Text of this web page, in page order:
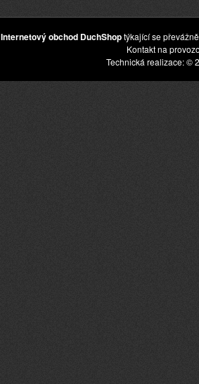
Internetový obchod DuchShoptýkající se
Kontakt na
Technická realizace: ©